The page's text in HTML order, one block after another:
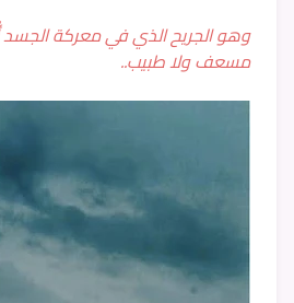
وهو الجريح الذي في معركة الجسد
مسعف ولا طبيب..